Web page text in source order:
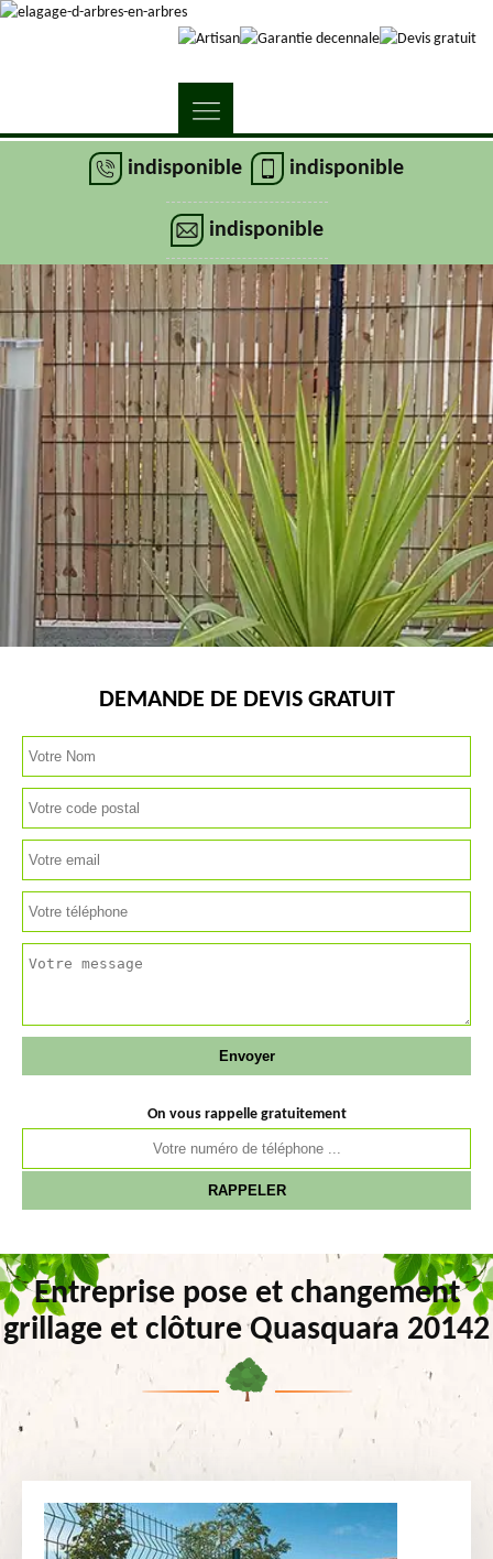
indisponible indisponible
indisponible
DEMANDE DE DEVIS GRATUIT
On vous rappelle gratuitement
Entreprise pose et changement
grillage et clôture Quasquara 20142